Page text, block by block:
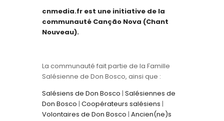
cnmedia.fr est une initiative de la
communauté Canção Nova (Chant
Nouveau).
La communauté fait partie de la Famille
Salésienne de Don Bosco, ainsi que :
Salésiens de Don Bosco | Salésiennes de
Don Bosco | Coopérateurs salésiens |
Volontaires de Don Bosco | Ancien(ne)s